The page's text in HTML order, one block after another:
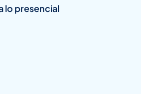
lo presencial